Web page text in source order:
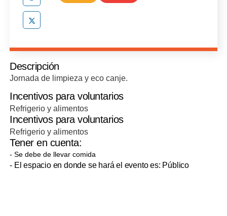
Descripción
Jornada de limpieza y eco canje.
Incentivos para voluntarios
Refrigerio y alimentos
Incentivos para voluntarios
Refrigerio y alimentos
Tener en cuenta:
- Se debe de llevar comida
- El espacio en donde se hará el evento es: Público